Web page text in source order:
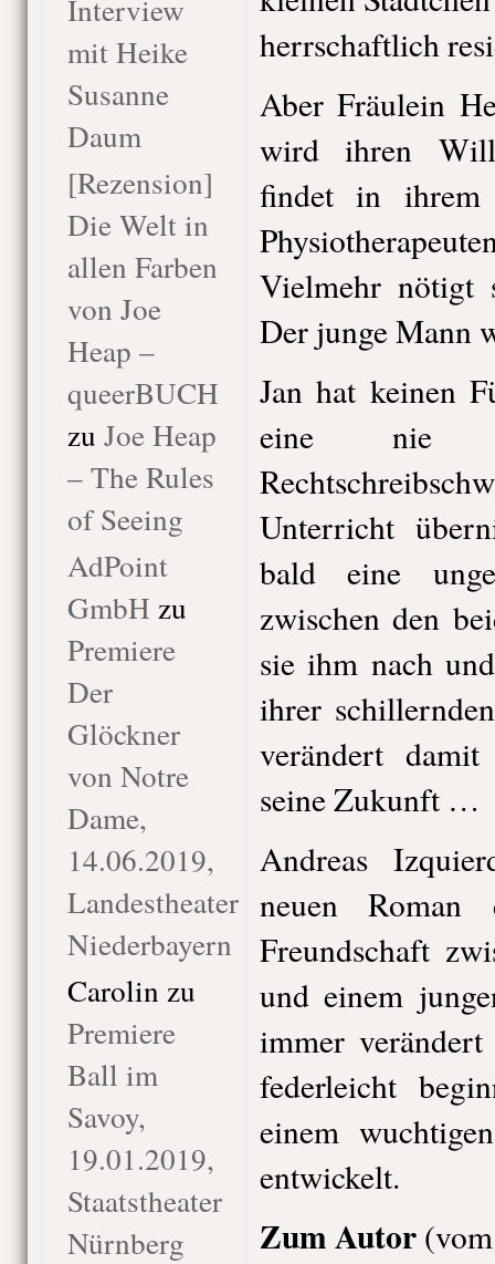
Interview
mit Heike
Susanne
Daum
[Rezension]
Die Welt in
allen Farben
von Joe
Heap –
queerBUCH
zu Joe Heap
– The Rules
of Seeing
AdPoint
GmbH zu
Premiere
Der
Glöckner
von Notre
Dame,
14.06.2019,
Landestheater
Niederbayern
Carolin zu
Premiere
Ball im
Savoy,
19.01.2019,
Staatstheater
Nürnberg
herrschaftlich
Aber Fräulein
wird ihren
findet in ihrem
Vielmehr nötigt
Der junge Mann
Jan hat keinen
eine nie
Unterricht
bald eine
zwischen den
sie ihm nach
ihrer
verändert
seine Zukunft …
Andreas
neuen Roman
Freundschaft
und einem
immer
federleicht
einem
entwickelt.
Zum Autor(vom